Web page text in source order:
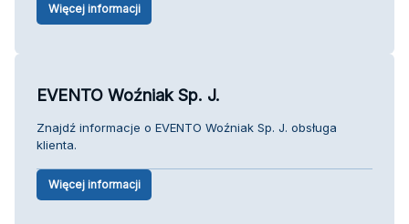
Więcej informacji
EVENTO Woźniak Sp. J.
Znajdź informacje o EVENTO Woźniak Sp. J. obsługa
klienta.
Więcej informacji